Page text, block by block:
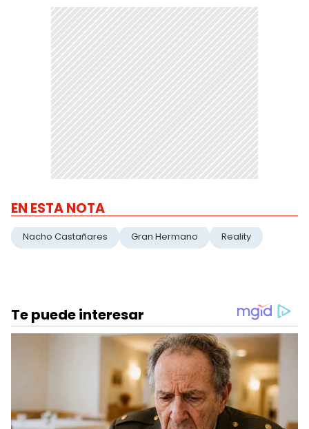
EN ESTA NOTA
Nacho Castañares Gran Hermano Reality